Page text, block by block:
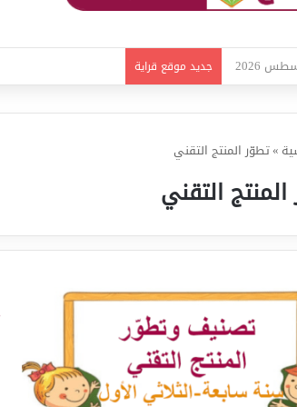
جديد موقع قراية
»تطوّر المنتج التقني
التقني